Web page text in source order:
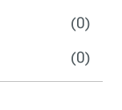
(0)
(0)